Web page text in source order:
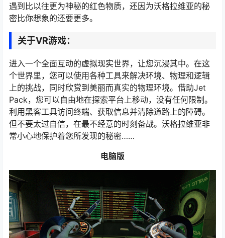
遇到比以往更为神秘的红色物质，还因为沃格拉维亚的秘
密比你想象的还要更多。
关于VR游戏：
进入一个全面互动的虚拟现实世界，让您沉浸其中。在这
个世界里，您可以使用各种工具来解决环境、物理和逻辑
上的挑战，同时欣赏到美丽而真实的物理环境。借助Jet
Pack，您可以自由地在探索平台上移动，没有任何限制。
利用黑客工具访问终端、获取信息并清除道路上的障碍。
但不要太过自信，在最不经意的时刻备战。沃格拉维亚非
常小心地保护着您所发现的秘密……
电脑版